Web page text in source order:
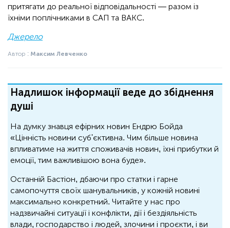
притягати до реальної відповідальності — разом із
їхніми поплічниками в САП та ВАКС.
Джерело
Автор : Максим Левченко
Надлишок інформації веде до збіднення
душі
На думку знавця ефірних новин Ендрю Бойда
«Цінність новини суб'єктивна. Чим більше новина
впливатиме на життя споживачів новин, їхні прибутки й
емоції, тим важливішою вона буде».
Останній Бастіон, дбаючи про статки і гарне
самопочуття своїх шанувальників, у кожній новині
максимально конкретний. Читайте у нас про
надзвичайні ситуації і конфлікти, дії і бездіяльність
влади, господарство і людей, злочини і проєкти, і ви